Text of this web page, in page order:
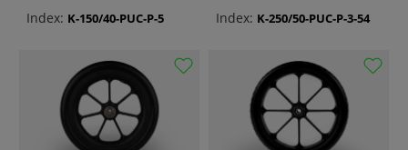
Index: K-150/40-PUC-P-5 Index: K-250/50-PUC-P-3-54